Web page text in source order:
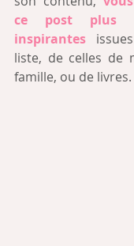
ce post plus
inspirantes
liste, de celles de
famille, ou de livres.